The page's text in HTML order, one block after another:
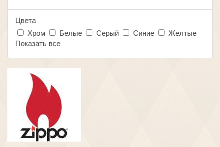
Цвета
Хром
Белые Серый Синие
Желтые
Показать все